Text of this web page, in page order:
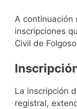
A continuación
inscripciones
Civil de
La inscripción
registral,